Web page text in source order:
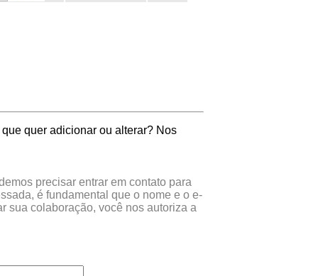
quer adicionar ou alterar? Nos
precisar entrar em contato para
é fundamental que o nome e o e-
sua colaboração, você nos autoriza a